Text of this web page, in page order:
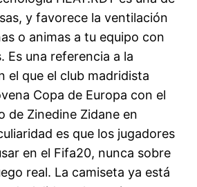
y favorece la ventilación
o animas a tu equipo con
Es una referencia a la
el que el club madridista
Copa de Europa con el
de Zinedine Zidane en
es que los jugadores
en el Fifa20, nunca sobre
real. La camiseta ya está